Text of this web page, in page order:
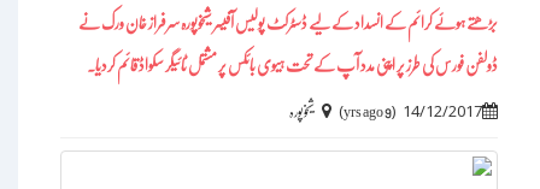
بڑھتے ہوئے کرائم کے انسداد کے لیے ڈسٹرکٹ پولیس آفیسر شیخوپورہ سرفراز خان ورک نے
ڈولفن فورس کی طرز پر اپنی مدد آپ کے تحت ہیوی بائکس پر مشتمل ٹائیگر سکواڈ قائم کردیا۔
14/12/2017
(
9 yrs ago
) شیخوپورہ